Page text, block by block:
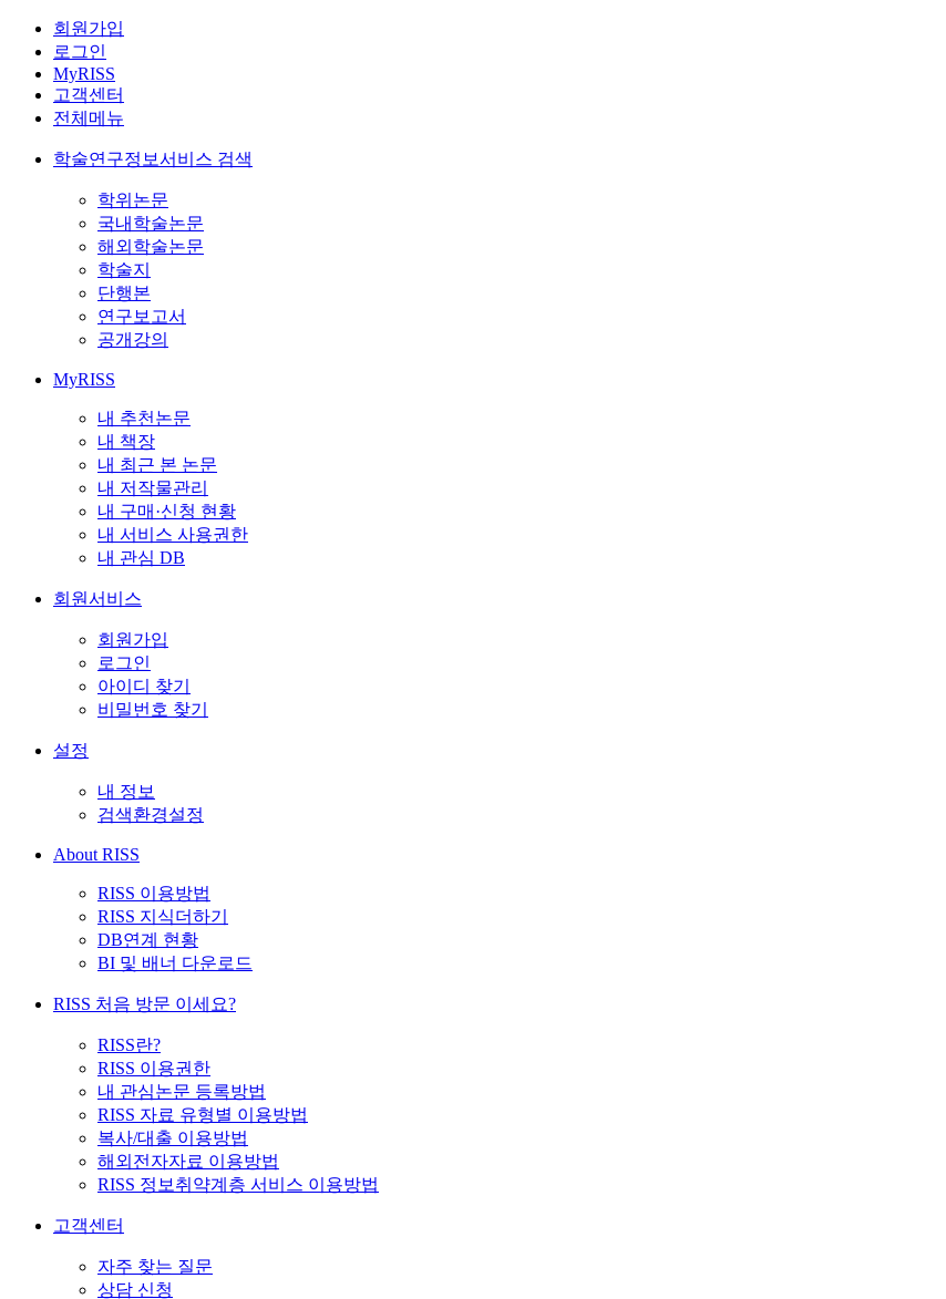
회원가입
로그인
MyRISS
고객센터
전체메뉴
학술연구정보서비스 검색
학위논문
국내학술논문
해외학술논문
학술지
단행본
연구보고서
공개강의
MyRISS
내 추천논문
내 책장
내 최근 본 논문
내 저작물관리
내 구매·신청 현황
내 서비스 사용권한
내 관심 DB
회원서비스
회원가입
로그인
아이디 찾기
비밀번호 찾기
설정
내 정보
검색환경설정
About RISS
RISS 이용방법
RISS 지식더하기
DB연계 현황
BI 및 배너 다운로드
RISS 처음 방문 이세요?
RISS란?
RISS 이용권한
내 관심논문 등록방법
RISS 자료 유형별 이용방법
복사/대출 이용방법
해외전자자료 이용방법
RISS 정보취약계층 서비스 이용방법
고객센터
자주 찾는 질문
상담 신청